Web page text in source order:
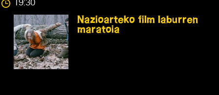
19:30
Nazioarteko film laburren
maratoia